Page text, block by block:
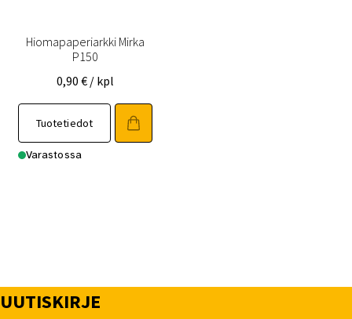
Hiomapaperiarkki Mirka
P150
0,90 € / kpl
Tuotetiedot
Varastossa
UUTISKIRJE